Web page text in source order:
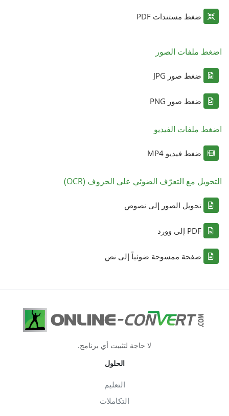
ضغط مستندات PDF
اضغط ملفات الصور
ضغط صور JPG
ضغط صور PNG
اضغط ملفات الفيديو
ضغط فيديو MP4
التحويل مع التعرّف الضوئي على الحروف (OCR)
تحويل الصور إلى نصوص
PDF إلى وورد
صفحة ممسوحة ضوئياً إلى نص
لا حاجة لتثبيت أي برنامج.
الحلول
التعليم
التكاملات